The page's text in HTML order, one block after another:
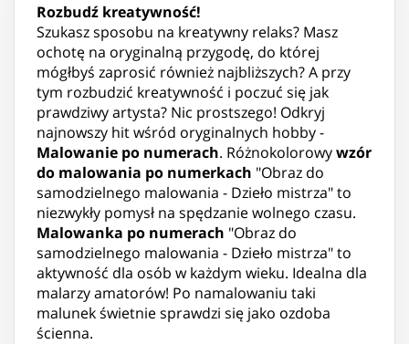
Rozbudź kreatywność!
Szukasz sposobu na kreatywny relaks? Masz
ochotę na oryginalną przygodę, do której
mógłbyś zaprosić również najbliższych? A przy
tym rozbudzić kreatywność i poczuć się jak
prawdziwy artysta? Nic prostszego! Odkryj
najnowszy hit wśród oryginalnych hobby -
Malowanie po numerach. Różnokolorowywzór
do malowania po numerkach "Obraz do
samodzielnego malowania - Dzieło mistrza" to
niezwykły pomysł na spędzanie wolnego czasu.
Malowanka po numerach "Obraz do
samodzielnego malowania - Dzieło mistrza" to
aktywność dla osób w każdym wieku. Idealna dla
malarzy amatorów! Po namalowaniu taki
malunek świetnie sprawdzi się jako ozdoba
ścienna.